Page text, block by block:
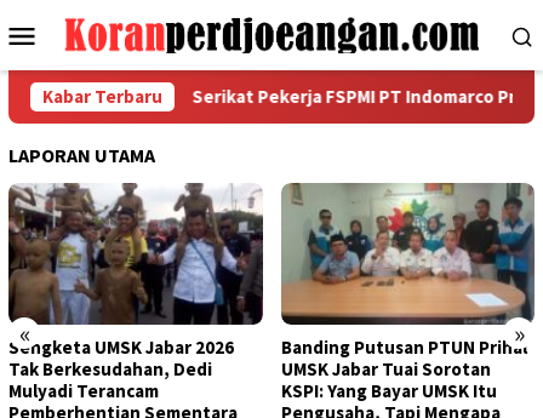
ke
Menu
Mobile
Kabar TerbaruSerikat Pekerja FSPMI PT Indomarco
LAPORAN UTAMA
« »
Sengketa UMSK Jabar 2026
Tak Berkesudahan, Dedi
Mulyadi Terancam
Pemberhentian Sementara
Banding Putusan PTUN Prihal
UMSK Jabar Tuai Sorotan
KSPI: Yang Bayar UMSK Itu
Pengusaha, Tapi Mengapa